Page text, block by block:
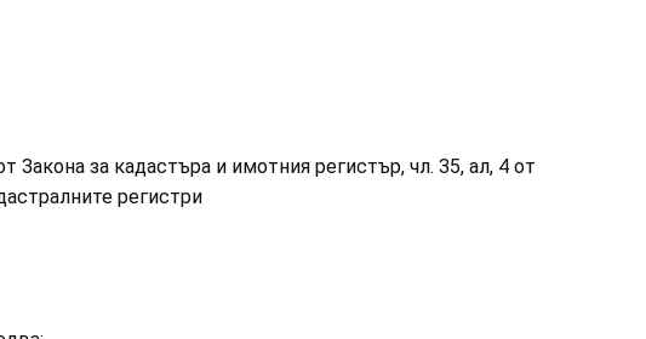
за кадастъра и имотния регистър, чл. 35, ал, 4 от
регистри